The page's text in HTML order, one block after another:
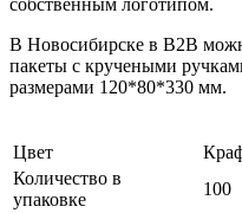
В Новосибирске в B2B
пакеты с кручеными
размерами 120*80*330 мм.
Цвет
Количество в
упаковке
100